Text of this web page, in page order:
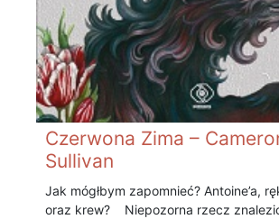
Czerwona Zima –
Sullivan
Jak mógłbym zapomnieć? Antoine’a,
oraz krew? Niepozorna rzecz